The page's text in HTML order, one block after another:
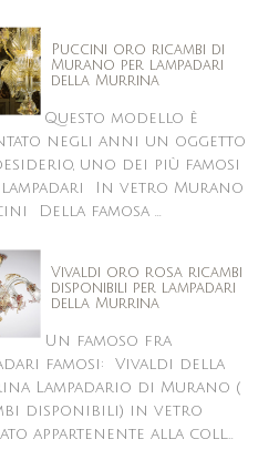
Puccini oro ricambi di
Murano per lampadari
della Murrina
Questo modello è
negli anni un oggetto
uno dei più famosi
In vetro Murano
Della famosa ...
Vivaldi oro rosa ricambi
disponibili per lampadari
della Murrina
Un famoso fra
famosi: Vivaldi della
Lampadario di Murano (
disponibili) in vetro
appartenente alla coll...